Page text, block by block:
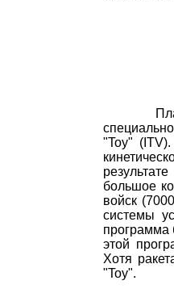
"Toy" ( ITV).
большое
войск
системы
программа
этой
Хотя
"Toy".